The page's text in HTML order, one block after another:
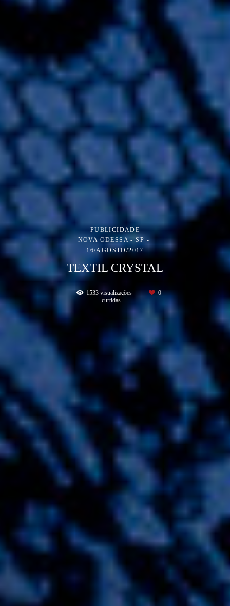
PUBLICIDADE
NOVA ODESSA - SP
16/AGOSTO/2017
TEXTIL CRYSTAL
1533 visualizações
0
curtidas